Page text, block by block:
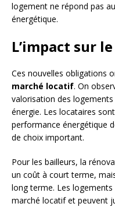
logement ne répond pas
énergétique.
L’impact sur
Ces nouvelles obligations
marché locatif. On
valorisation des
énergie. Les locataires
performance énergétique
de choix important.
Pour les bailleurs, la
un coût à court terme,
long terme. Les
marché locatif et peuvent